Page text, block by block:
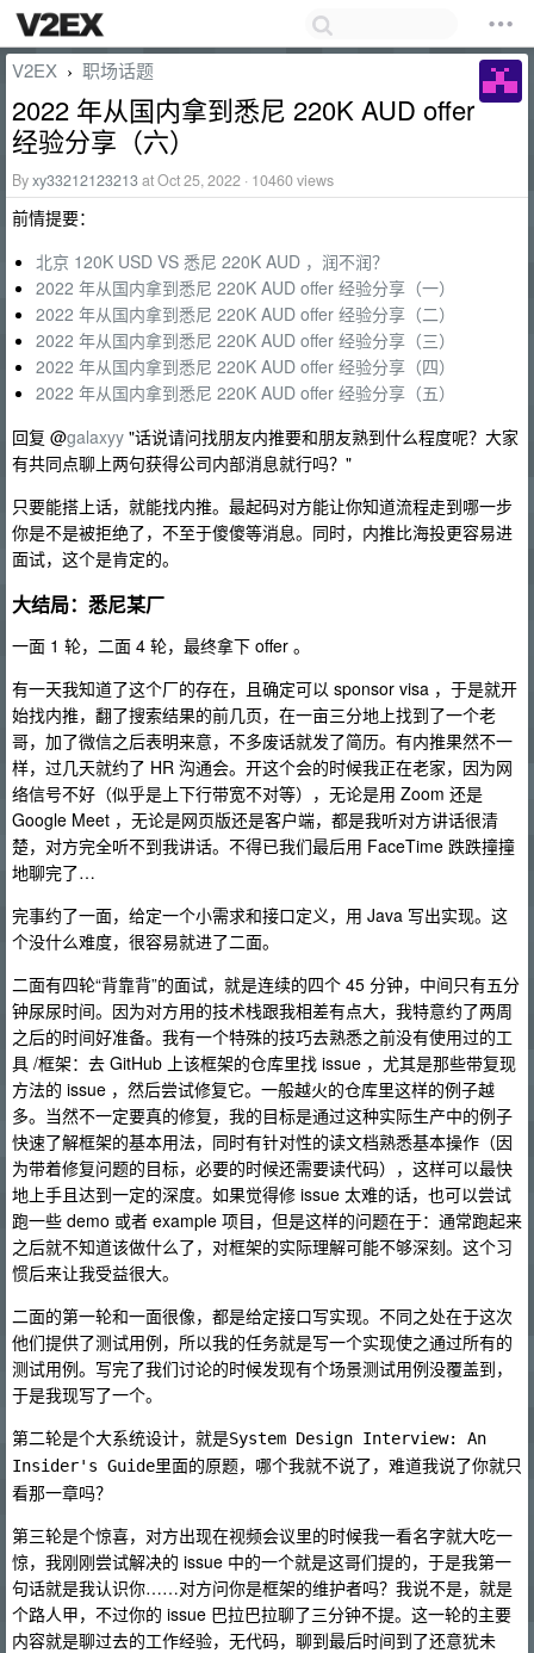
V2EX › 职场话题
2022 年从国内拿到悉尼 220K AUD offer
经验分享（六）
Byxy33212123213at Oct 25, 2022 · 10460 views
前情提要：
北京 120K USD VS 悉尼 220K AUD ，润不润？
2022 年从国内拿到悉尼 220K AUD offer 经验分享（一）
2022 年从国内拿到悉尼 220K AUD offer 经验分享（二）
2022 年从国内拿到悉尼 220K AUD offer 经验分享（三）
2022 年从国内拿到悉尼 220K AUD offer 经验分享（四）
2022 年从国内拿到悉尼 220K AUD offer 经验分享（五）
回复 @galaxyy "话说请问找朋友内推要和朋友熟到什么程度呢？大家
有共同点聊上两句获得公司内部消息就行吗？"
只要能搭上话，就能找内推。最起码对方能让你知道流程走到哪一步
你是不是被拒绝了，不至于傻傻等消息。同时，内推比海投更容易进
面试，这个是肯定的。
大结局：悉尼某厂
一面 1 轮，二面 4 轮，最终拿下 offer 。
有一天我知道了这个厂的存在，且确定可以 sponsor visa ，于是就开
始找内推，翻了搜索结果的前几页，在一亩三分地上找到了一个老
哥，加了微信之后表明来意，不多废话就发了简历。有内推果然不一
样，过几天就约了 HR 沟通会。开这个会的时候我正在老家，因为网
络信号不好（似乎是上下行带宽不对等），无论是用 Zoom 还是
Google Meet ，无论是网页版还是客户端，都是我听对方讲话很清
楚，对方完全听不到我讲话。不得已我们最后用 FaceTime 跌跌撞撞
地聊完了…
完事约了一面，给定一个小需求和接口定义，用 Java 写出实现。这
个没什么难度，很容易就进了二面。
二面有四轮“背靠背”的面试，就是连续的四个 45 分钟，中间只有五分
钟尿尿时间。因为对方用的技术栈跟我相差有点大，我特意约了两周
之后的时间好准备。我有一个特殊的技巧去熟悉之前没有使用过的工
具 /框架：去 GitHub 上该框架的仓库里找 issue ，尤其是那些带复现
方法的 issue ，然后尝试修复它。一般越火的仓库里这样的例子越
多。当然不一定要真的修复，我的目标是通过这种实际生产中的例子
快速了解框架的基本用法，同时有针对性的读文档熟悉基本操作（因
为带着修复问题的目标，必要的时候还需要读代码），这样可以最快
地上手且达到一定的深度。如果觉得修 issue 太难的话，也可以尝试
跑一些 demo 或者 example 项目，但是这样的问题在于：通常跑起来
之后就不知道该做什么了，对框架的实际理解可能不够深刻。这个习
惯后来让我受益很大。
二面的第一轮和一面很像，都是给定接口写实现。不同之处在于这次
他们提供了测试用例，所以我的任务就是写一个实现使之通过所有的
测试用例。写完了我们讨论的时候发现有个场景测试用例没覆盖到，
于是我现写了一个。
第二轮是个大系统设计，就是System Design Interview: An
Insider's Guide里面的原题，哪个我就不说了，难道我说了你就只
看那一章吗？
第三轮是个惊喜，对方出现在视频会议里的时候我一看名字就大吃一
惊，我刚刚尝试解决的 issue 中的一个就是这哥们提的，于是我第一
句话就是我认识你……对方问你是框架的维护者吗？我说不是，就是
个路人甲，不过你的 issue 巴拉巴拉聊了三分钟不提。这一轮的主要
内容就是聊过去的工作经验，无代码，聊到最后时间到了还意犹未